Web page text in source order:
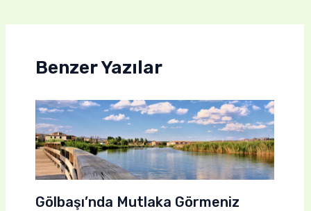
Benzer Yazılar
Gölbaşı’nda Mutlaka Görmeniz